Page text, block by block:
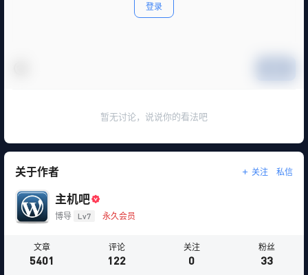
登录
暂无讨论，说说你的看法吧
关于作者 关注 私信
主机吧
博导 Lv7 永久会员
文章
5401
评论
122
关注
0
粉丝
33